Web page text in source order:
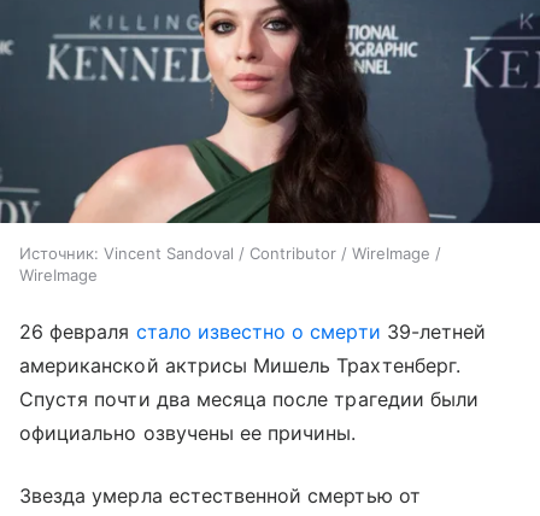
Источник: Vincent Sandoval / Contributor / WireImage /
WireImage
26 февраля стало известно о смерти 39-летней
американской актрисы Мишель Трахтенберг.
Спустя почти два месяца после трагедии были
официально озвучены ее причины.
Звезда умерла естественной смертью от